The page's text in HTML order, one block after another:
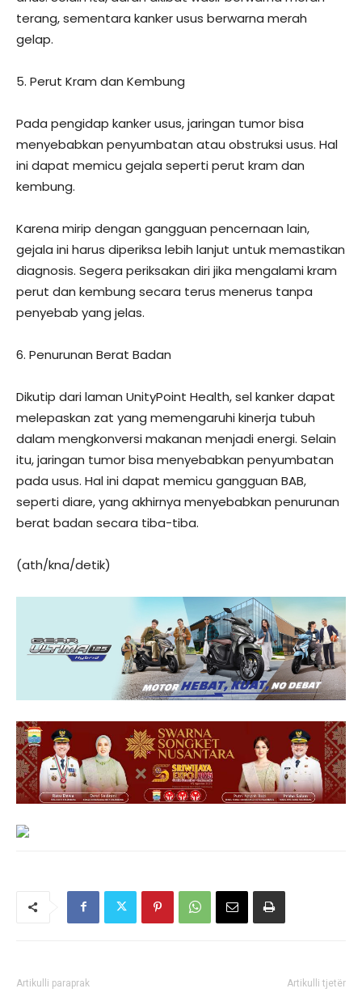
terang, sementara kanker usus berwarna merah
gelap.
5. Perut Kram dan Kembung
Pada pengidap kanker usus, jaringan tumor bisa
menyebabkan penyumbatan atau obstruksi usus. Hal
ini dapat memicu gejala seperti perut kram dan
kembung.
Karena mirip dengan gangguan pencernaan lain,
gejala ini harus diperiksa lebih lanjut untuk memastikan
diagnosis. Segera periksakan diri jika mengalami kram
perut dan kembung secara terus menerus tanpa
penyebab yang jelas.
6. Penurunan Berat Badan
Dikutip dari laman UnityPoint Health, sel kanker dapat
melepaskan zat yang memengaruhi kinerja tubuh
dalam mengkonversi makanan menjadi energi. Selain
itu, jaringan tumor bisa menyebabkan penyumbatan
pada usus. Hal ini dapat memicu gangguan BAB,
seperti diare, yang akhirnya menyebabkan penurunan
berat badan secara tiba-tiba.
(ath/kna/detik)
Artikulli paraprak Artikulli tjetër